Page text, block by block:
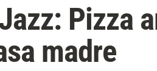
Pizza
madre